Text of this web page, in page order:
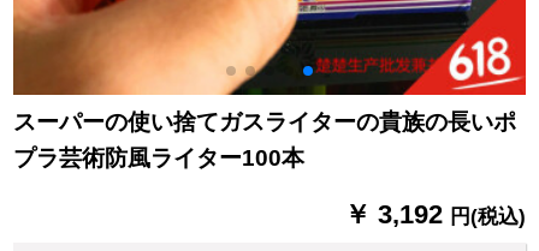
スーパーの使い捨てガスライターの貴族の長いポ
プラ芸術防風ライター100本
￥ 3,192 円(税込)